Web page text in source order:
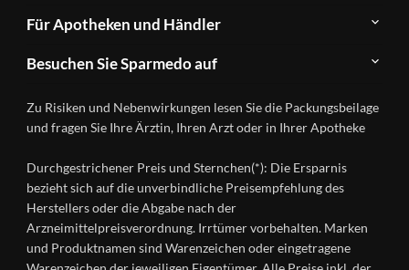
FAQ
Kontakt
Datenschutz
Nutzungsbedingungen
Herstellerverzeichnis
Produkte
A-
Ratgeber
Wirkstoffe
Gesundheitsmagazin
Für Apotheken und Händler
&
Händlerlogin
Besuchen Sie Sparmedo auf
Instagram
Zu Risiken und Nebenwirkungen lesen Sie die Packungsbeilage
und fragen Sie Ihre Ärztin, Ihren Arzt oder in Ihrer Apotheke
Durchgestrichener Preis und Sternchen(*): Die Ersparnis
bezieht sich auf die unverbindliche Preisempfehlung des
Herstellers oder die Abgabe nach der
Arzneimittelpreisverordnung. Irrtümer vorbehalten. Marken
und Produktnamen sind Warenzeichen oder eingetragene